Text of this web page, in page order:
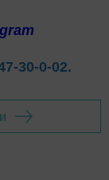
30-0-02.